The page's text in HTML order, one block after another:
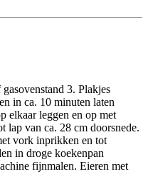
3. Plakjes
in ca. 10 minuten laten
elkaar leggen en op met
lap van ca. 28 cm doorsnede.
vork inprikken en tot
in droge koekenpan
fijnmalen. Eieren met